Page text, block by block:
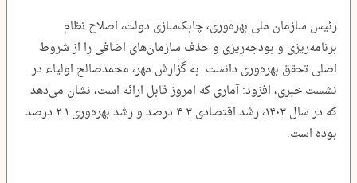
رئیس سازمان ملی بهره‌وری، چابک‌سازی دولت، اصلاح نظام
برنامه‌ریزی و بودجه‌ریزی و حذف سازمان‌های اضافی را از شروط
اصلی تحقق بهره‌وری دانست. به گزارش مهر، محمدصالح اولیاء در
نشست خبری، افزود: آماری که امروز قابل ارائه است، نشان می‌دهد
که در سال ۱۴۰۳، رشد اقتصادی ۴.۳ درصد و رشد بهره‌وری ۲.۱ درصد
بوده است.